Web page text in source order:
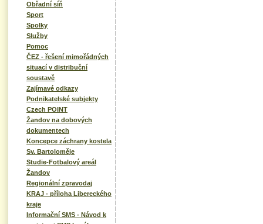
Obřadní síň
Sport
Spolky
Služby
Pomoc
ČEZ - řešení mimořádných
situací v distribuční
soustavě
Zajímavé odkazy
Podnikatelské subjekty
Czech POINT
Žandov na dobových
dokumentech
Koncepce záchrany kostela
Sv. Bartoloměje
Studie-Fotbalový areál
Žandov
Regionální zpravodaj
KRAJ - příloha Libereckého
kraje
Informační SMS - Návod k